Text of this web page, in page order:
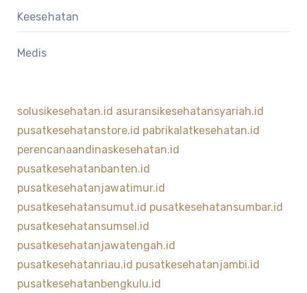
Keesehatan
Medis
solusikesehatan.id asuransikesehatansyariah.id
pusatkesehatanstore.id pabrikalatkesehatan.id
perencanaandinaskesehatan.id
pusatkesehatanbanten.id
pusatkesehatanjawatimur.id
pusatkesehatansumut.id pusatkesehatansumbar.id
pusatkesehatansumsel.id
pusatkesehatanjawatengah.id
pusatkesehatanriau.id pusatkesehatanjambi.id
pusatkesehatanbengkulu.id